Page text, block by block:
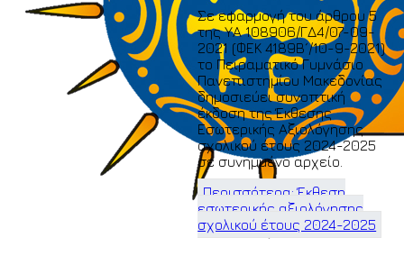
Σε εφαρμογή του άρθρου 5
της ΥΑ 108906/ΓΔ4/07-09-
2021 (ΦΕΚ 4189Β´/10-9-2021)
το Πειραματικό Γυμνάσιο
Πανεπιστημίου Μακεδονίας
δημοσιεύει συνοπτική
έκδοση της Έκθεσης
Εσωτερικής Αξιολόγησης
σχολικού έτους 2024-2025
σε συνημμένο αρχείο.
Περισσότερα: Έκθεση
εσωτερικής αξιολόγησης
σχολικού έτους 2024-2025